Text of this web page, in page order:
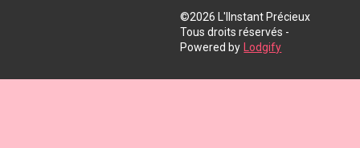
©2026 L'IInstant Précieux
Tous droits réservés -
Powered by Lodgify